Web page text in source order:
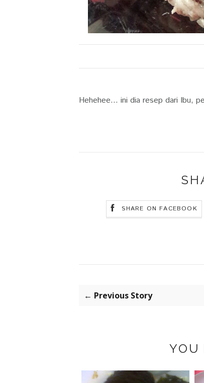
Hehehee... ini dia resep dari Ibu,
SHARE ON FACEBOOK
← Previous Story
YOU